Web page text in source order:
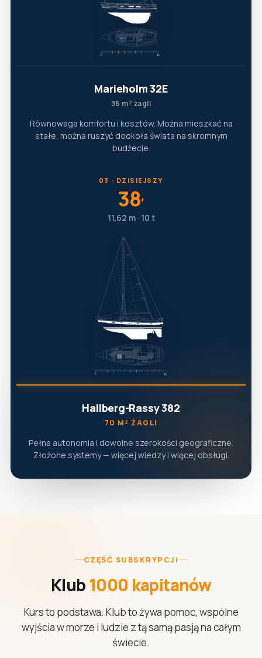
Marieholm 32E
36 m² żagli
Równowaga komfortu i kosztów. Można mieszkać na
stałe, można ruszyć dookoła świata na skromnym
budżecie.
03 · DZISIEJSZY
38′
11,62 m · 10 t
Hallberg-Rassy 382
70 M² ŻAGLI
Pełna autonomia i dowolne szerokości geograficzne.
Złożone systemy — więcej wiedzy i więcej obsługi.
CZĘŚĆ SUBSKRYPCJI
Klub 1000 kapitanów
Kurs to podstawa. Klub to żywa pomoc, wspólne
wyjścia w morze i ludzie z tą samą pasją na całym
świecie.